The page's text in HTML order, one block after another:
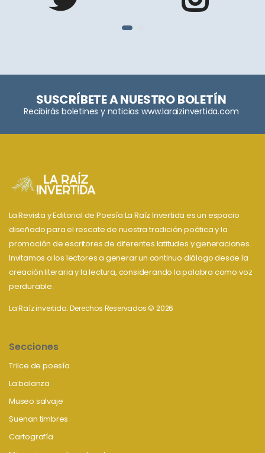
SUSCRÍBETE A NUESTRO BOLETÍN
Recibirás boletines y noticias www.laraizinvertida.com
La Revista y Editorial de Poesía La Raíz Invertida es un espacio
diseñado para el rescate de nuestra tradición poética y la
promoción de escritores de diferentes latitudes y generaciones.
Invitamos a los lectores a generar un continuo diálogo desde la
creación literaria y la lectura, considerando la palabra como voz
perdurable.
La Raíz invertida. Derechos Reservados © 2026
Secciones
Trilce de poesía
La balanza
Museo salvaje
Suenan timbres
Cartografía